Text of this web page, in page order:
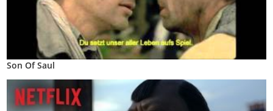
Son Of Saul